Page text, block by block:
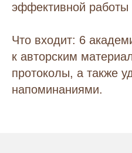
эффективной работы
Что входит: 6
к авторским
протоколы, а также
напоминаниями.